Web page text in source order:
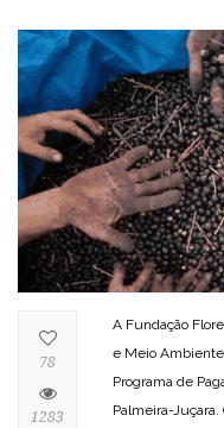
A Fundação
e Meio Ambiente
Programa de
Palmeira-
78
1283